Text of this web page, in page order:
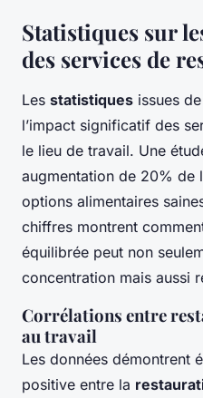
Statistiques sur
des services de
Les statistiques issues
l’impact significatif des
le lieu de travail. Une
augmentation de 20% de
options alimentaires
chiffres montrent
équilibrée peut non
concentration mais aussi
Corrélations entre
au travail
Les données démontrent
positive entre la